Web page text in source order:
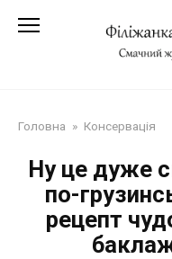
Головна » Консервація
Ну це дуже
по-
рецепт